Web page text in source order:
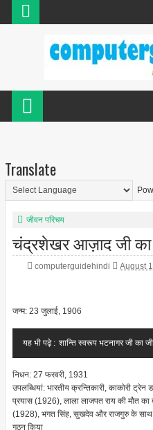
Translate
जीवन परिचय
चंद्रशेखर आज़ाद जी का
computerguidehindi August
जन्म: 23 जुलाई, 1906
यह भी पढ़े : शान्ति स्वरूप भटनागर जी का
निधन: 27 फरवरी, 1931
उपलब्धियां: भारतीय क्रन्तिकारी, काकोरी
प्रयास (1926), लाला लाजपत राय की मौत का
(1928), भगत सिंह, सुखदेव और राजगुरु के साथ
गठन किया